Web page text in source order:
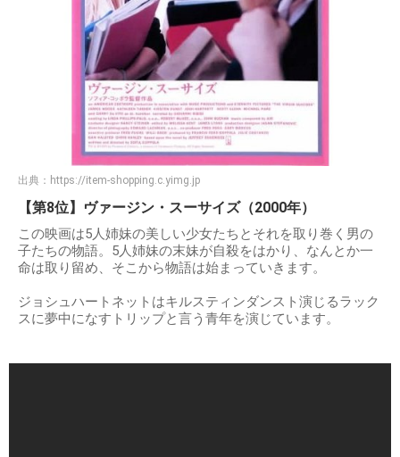
出典： https://item-shopping.c.yimg.jp
【第8位】ヴァージン・スーサイズ（2000年）
この映画は5人姉妹の美しい少女たちとそれを取り巻く男の
子たちの物語。5人姉妹の末妹が自殺をはかり、なんとか一
命は取り留め、そこから物語は始まっていきます。
ジョシュハートネットはキルスティンダンスト演じるラック
スに夢中になすトリップと言う青年を演じています。